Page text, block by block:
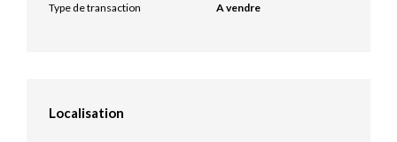
Type de transaction
A vendre
Localisation